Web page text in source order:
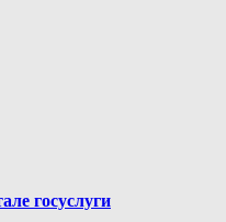
госуслуги